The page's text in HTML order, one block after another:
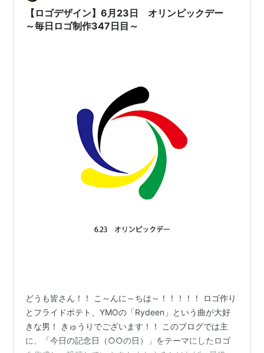
【ロゴデザイン】6月23日 オリンピックデー
～毎日ロゴ制作347日目～
どうも皆さん！！ こ～んに～ちは～！！！！！ ロゴ作り
とフライドポテト、YMOの「Rydeen」という曲が大好
きな男！ きゅうりでございます！！ このブログでは主
に、「今日の記念日（○○の日）」をテーマにしたロゴ